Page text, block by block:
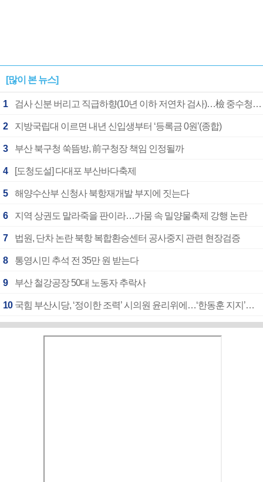
[많이 본 뉴스]
1 검사 신분 버리고 직급하향(10년 이하 저연차 검사)…檢 중수청행 기피
2 지방국립대 이르면 내년 신입생부터 ‘등록금 0원’(종합)
3 부산 북구청 쑥뜸방, 前구청장 책임 인정될까
4 [도청도설] 다대포 부산바다축제
5 해양수산부 신청사 북항재개발 부지에 짓는다
6 지역 상권도 말라죽을 판이라…가뭄 속 밀양물축제 강행 논란
7 법원, 단차 논란 북항 복합환승센터 공사중지 관련 현장검증
8 통영시민 추석 전 35만 원 받는다
9 부산 철강공장 50대 노동자 추락사
10 국힘 부산시당, ‘정이한 조력’ 시의원 윤리위에…‘한동훈 지지’도 신고접수